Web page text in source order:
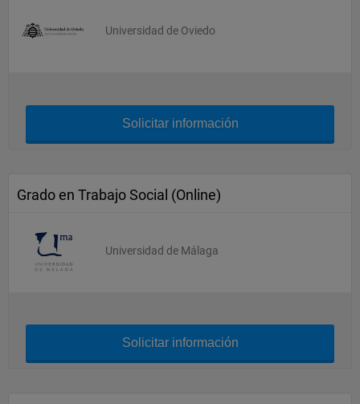
Universidad de Oviedo
Solicitar información
Grado en Trabajo Social (Online)
Universidad de Málaga
Solicitar información